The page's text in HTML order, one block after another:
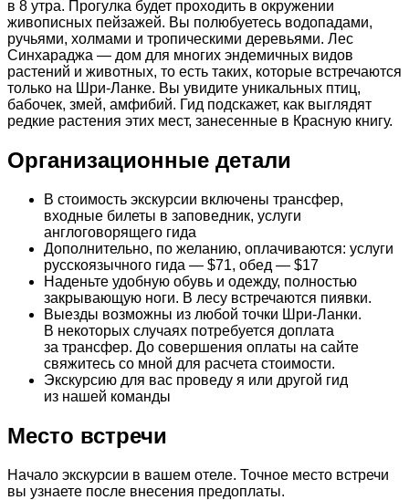
в 8 утра. Прогулка будет проходить в окружении
живописных пейзажей. Вы полюбуетесь водопадами,
ручьями, холмами и тропическими деревьями. Лес
Синхараджа — дом для многих эндемичных видов
растений и животных, то есть таких, которые встречаются
только на Шри-Ланке. Вы увидите уникальных птиц,
бабочек, змей, амфибий. Гид подскажет, как выглядят
редкие растения этих мест, занесенные в Красную книгу.
Организационные детали
В стоимость экскурсии включены трансфер,
входные билеты в заповедник, услуги
англоговорящего гида
Дополнительно, по желанию, оплачиваются: услуги
русскоязычного гида — $71, обед — $17
Наденьте удобную обувь и одежду, полностью
закрывающую ноги. В лесу встречаются пиявки.
Выезды возможны из любой точки Шри-Ланки.
В некоторых случаях потребуется доплата
за трансфер. До совершения оплаты на сайте
свяжитесь со мной для расчета стоимости.
Экскурсию для вас проведу я или другой гид
из нашей команды
Место встречи
Начало экскурсии в вашем отеле. Точное место встречи
вы узнаете после внесения предоплаты.